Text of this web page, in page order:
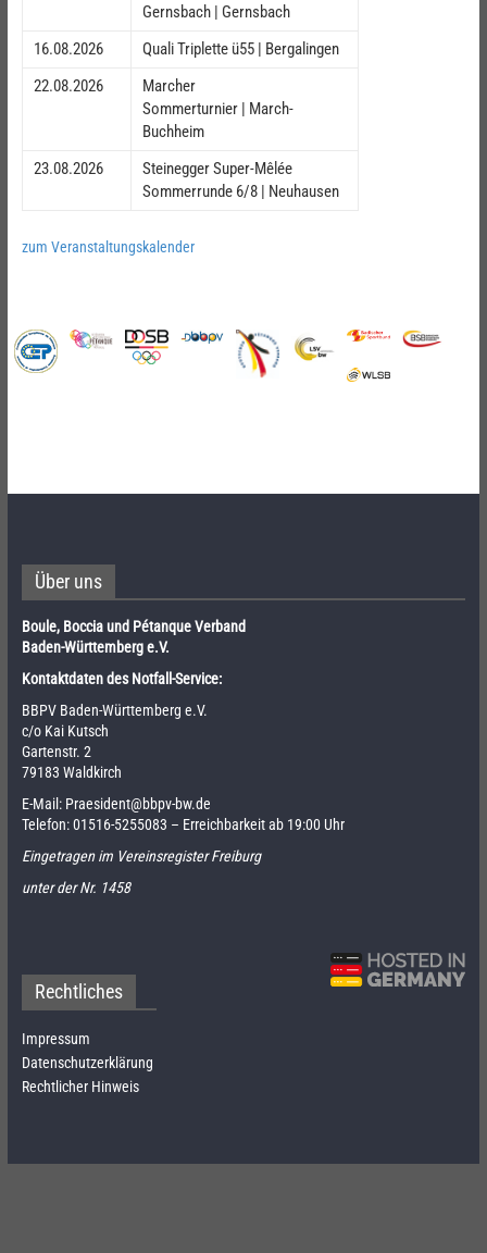
Gernsbach | Gernsbach
16.08.2026
Quali Triplette ü55 | Bergalingen
22.08.2026
Marcher
Sommerturnier | March-
Buchheim
23.08.2026
Steinegger Super-Mêlée
Sommerrunde 6/8 | Neuhausen
zum Veranstaltungskalender
Über uns
Boule, Boccia und Pétanque Verband
Baden-Württemberg e.V.
Kontaktdaten des Notfall-Service:
BBPV Baden-Württemberg e.V.
c/o Kai Kutsch
Gartenstr. 2
79183 Waldkirch
E-Mail: Praesident@bbpv-bw.de
Telefon:01516-5255083 – Erreichbarkeit ab 19:00 Uhr
Eingetragen im Vereinsregister Freiburg
unter der Nr. 1458
Rechtliches
Impressum
Datenschutzerklärung
Rechtlicher Hinweis